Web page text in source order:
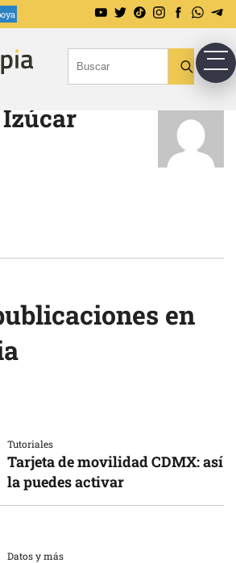
en
Tutoriales
Tarjeta de movilidad CDMX: así
la puedes activar
Datos y más